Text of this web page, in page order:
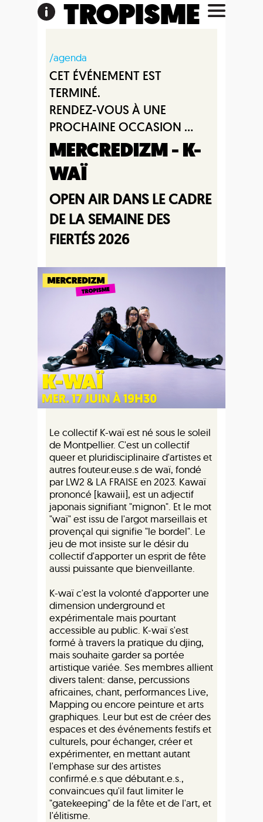
TROPISME
/agenda
CET ÉVÉNEMENT EST
TERMINÉ.
RENDEZ-VOUS À UNE
PROCHAINE OCCASION ...
MERCREDIZM - K-
WAÏ
OPEN AIR DANS LE CADRE
DE LA SEMAINE DES
FIERTÉS 2026
Le collectif K-waï est né sous le soleil
de Montpellier. C'est un collectif
queer et pluridisciplinaire d'artistes et
autres fouteur.euse.s de waï, fondé
par LW2 & LA FRAISE en 2023. Kawaï
prononcé [kawaii], est un adjectif
japonais signifiant "mignon". Et le mot
"waï" est issu de l'argot marseillais et
provençal qui signifie "le bordel". Le
jeu de mot insiste sur le désir du
collectif d'apporter un esprit de fête
aussi puissante que bienveillante.
K-waï c'est la volonté d'apporter une
dimension underground et
expérimentale mais pourtant
accessible au public. K-waï s'est
formé à travers la pratique du djing,
mais souhaite garder sa portée
artistique variée. Ses membres allient
divers talent: danse, percussions
africaines, chant, performances Live,
Mapping ou encore peinture et arts
graphiques. Leur but est de créer des
espaces et des événements festifs et
culturels, pour échanger, créer et
expérimenter, en mettant autant
l'emphase sur des artistes
confirmé.e.s que débutant.e.s.,
convaincues qu'il faut limiter le
"gatekeeping" de la fête et de l'art, et
l'élitisme.